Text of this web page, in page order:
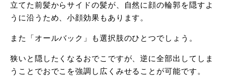
立てた前髪からサイドの髪が、自然に顔の輪郭を隠すよ
うに沿うため、小顔効果もあります。
また「オールバック」も選択肢のひとつでしょう。
狭いと隠したくなるおでこですが、逆に全部出してしま
うことでおでこを強調し広くみせることが可能です。